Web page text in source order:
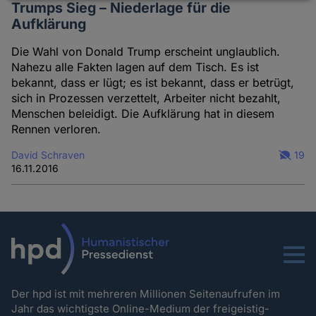
Trumps Sieg – Niederlage für die
Aufklärung
Die Wahl von Donald Trump erscheint unglaublich.
Nahezu alle Fakten lagen auf dem Tisch. Es ist
bekannt, dass er lügt; es ist bekannt, dass er betrügt,
sich in Prozessen verzettelt, Arbeiter nicht bezahlt,
Menschen beleidigt. Die Aufklärung hat in diesem
Rennen verloren.
David Schraven
16.11.2016
19
Menu
Der hpd ist mit mehreren Millionen Seitenaufrufen im
Jahr das wichtigste Online-Medium der freigeistig-
und